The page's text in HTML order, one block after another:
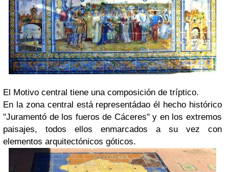
El Motivo central tiene una composición de tríptico.
En la zona central está representádao él hecho histórico
"Juramentó de los fueros de Cáceres" y en los extremos
paisajes, todos ellos enmarcados a su vez con
elementos arquitectónicos góticos.